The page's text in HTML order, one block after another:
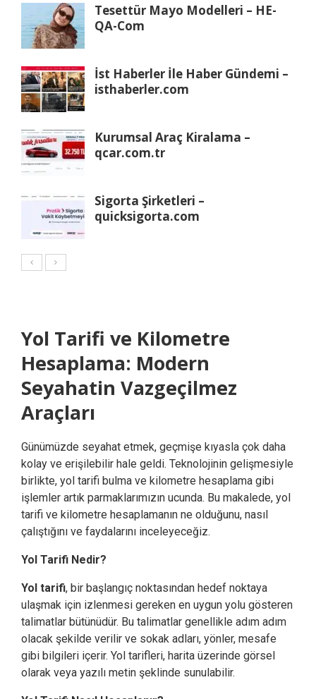
Tesettür Mayo Modelleri – HE-
QA-Com
İst Haberler İle Haber Gündemi –
isthaberler.com
Kurumsal Araç Kiralama –
qcar.com.tr
Sigorta Şirketleri –
quicksigorta.com
Yol Tarifi ve Kilometre
Hesaplama: Modern
Seyahatin Vazgeçilmez
Araçları
Günümüzde seyahat etmek, geçmişe kıyasla çok daha
kolay ve erişilebilir hale geldi. Teknolojinin gelişmesiyle
birlikte, yol tarifi bulma ve kilometre hesaplama gibi
işlemler artık parmaklarımızın ucunda. Bu makalede, yol
tarifi ve kilometre hesaplamanın ne olduğunu, nasıl
çalıştığını ve faydalarını inceleyeceğiz.
Yol Tarifi Nedir?
Yol tarifi, bir başlangıç noktasından hedef noktaya
ulaşmak için izlenmesi gereken en uygun yolu gösteren
talimatlar bütünüdür. Bu talimatlar genellikle adım adım
olacak şekilde verilir ve sokak adları, yönler, mesafe
gibi bilgileri içerir. Yol tarifleri, harita üzerinde görsel
olarak veya yazılı metin şeklinde sunulabilir.